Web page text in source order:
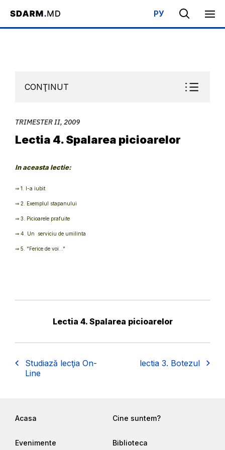
РУ
Acasa / Bibliotecă / Şcoala de Sabat / Trimester II, 2009 /
CONŢINUT
TRIMESTER II, 2009
Lectia 4. Spalarea picioarelor
In aceasta lectie:
⇒ 1. I-a iubit
⇒ 2. Exemplul stapanului
⇒ 3. Picioarele prafuite
⇒ 4. Un serviciu de umilinta
⇒ 5. "Ferice de voi..."
Lectia 4. Spalarea picioarelor
Studiază lecţia On-
Line
lectia 3. Botezul
Acasa Cine suntem?
Evenimente Biblioteca